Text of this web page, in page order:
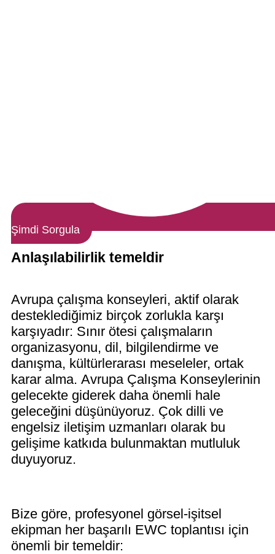
Şimdi Sorgula
Anlaşılabilirlik temeldir
Avrupa çalışma konseyleri, aktif olarak
desteklediğimiz birçok zorlukla karşı
karşıyadır: Sınır ötesi çalışmaların
organizasyonu, dil, bilgilendirme ve
danışma, kültürlerarası meseleler, ortak
karar alma. Avrupa Çalışma Konseylerinin
gelecekte giderek daha önemli hale
geleceğini düşünüyoruz. Çok dilli ve
engelsiz iletişim uzmanları olarak bu
gelişime katkıda bulunmaktan mutluluk
duyuyoruz.
Bize göre, profesyonel görsel-işitsel
ekipman her başarılı EWC toplantısı için
önemli bir temeldir: